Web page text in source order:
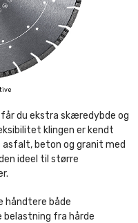
du ekstra skæredybde og
klingen er kendt
beton og granit med
ideel til større
håndtere både
belastning fra hårde